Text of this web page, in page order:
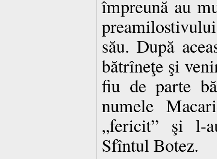
împreună au
său. După
bătrîneţe şi
fiu de parte
numele
„fericit” şi l-
Sfîntul Botez.